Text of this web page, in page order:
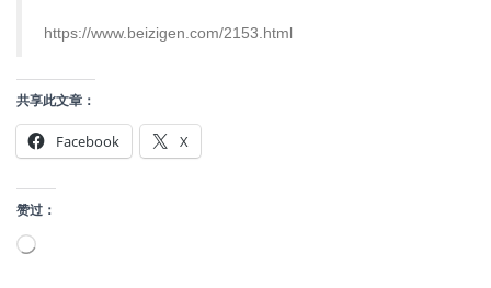
https://www.beizigen.com/2153.html
共享此文章：
Facebook X
赞过：
正